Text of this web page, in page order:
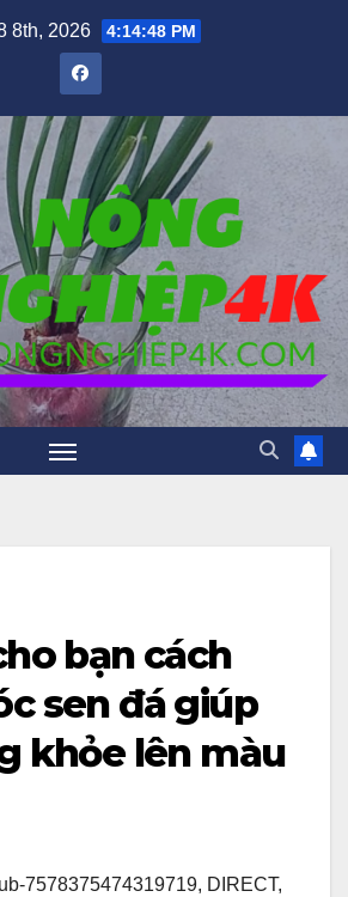
8th, 2026 4:14:50 PM
bạn cách
sen đá giúp
khỏe lên màu
7578375474319719, DIRECT,